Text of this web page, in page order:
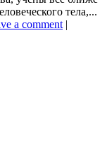
тела,...
a comment |